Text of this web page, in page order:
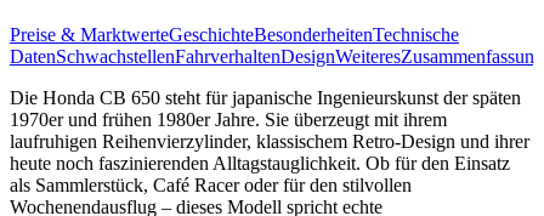
Preise & MarktwerteGeschichteBesonderheitenTechnische
DatenSchwachstellenFahrverhaltenDesignWeiteresZusammenfassung
Die Honda CB 650 steht für japanische Ingenieurskunst der späten
1970er und frühen 1980er Jahre. Sie überzeugt mit ihrem
laufruhigen Reihenvierzylinder, klassischem Retro-Design und ihrer
heute noch faszinierenden Alltagstauglichkeit. Ob für den Einsatz
als Sammlerstück, Café Racer oder für den stilvollen
Wochenendausflug – dieses Modell spricht echte